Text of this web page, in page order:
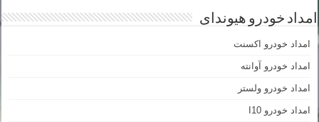
امداد خودرو هیوندای
امداد خودرو اکسنت
امداد خودرو آوانته
امداد خودرو ولستر
امداد خودرو I10